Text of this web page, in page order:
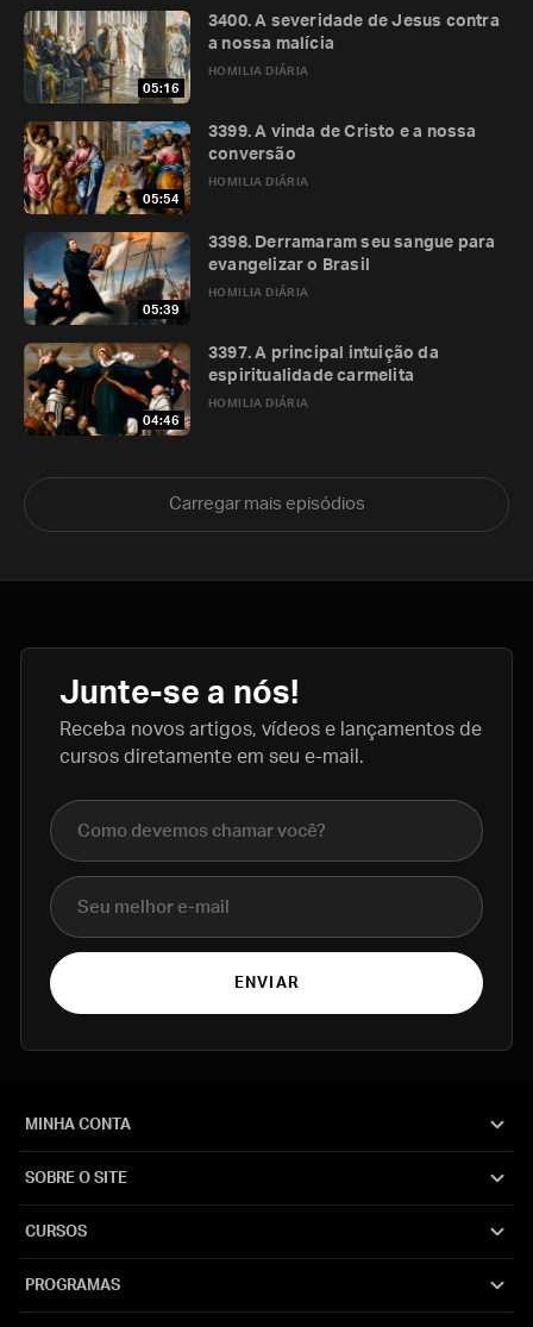
05:16
HOMILIA DIÁRIA
3400. A severidade de Jesus contra
a nossa malícia
05:54
HOMILIA DIÁRIA
3399. A vinda de Cristo e a nossa
conversão
05:39
HOMILIA DIÁRIA
3398. Derramaram seu sangue para
evangelizar o Brasil
04:46
HOMILIA DIÁRIA
3397. A principal intuição da
espiritualidade carmelita
Carregar mais episódios
Junte-se a nós!
Receba novos artigos, vídeos e lançamentos de
cursos diretamente em seu e-mail.
Nome completo
E-mail
ENVIAR
MINHA CONTA
SOBRE O SITE
CURSOS
PROGRAMAS